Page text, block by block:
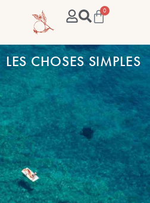
0
LES CHOSES SIMPLES